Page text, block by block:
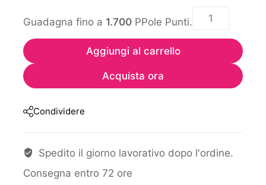
Guadagna fino a 1.700 PPole Punti.
Aggiungi al carrello
Acquista ora
Condividere
Spedito il giorno lavorativo dopo l'ordine.
Consegna entro 72 ore